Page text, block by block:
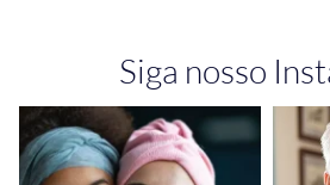
Siga nosso